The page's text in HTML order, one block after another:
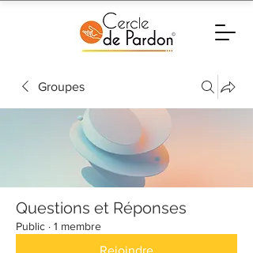
Groupes
Questions et Réponses
Public · 1 membre
Rejoindre